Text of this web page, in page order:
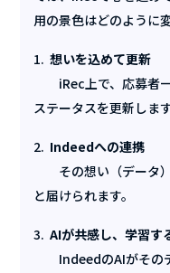
用の景色はどのように
1.想いを込めて更新
iRec上で、応募者一
ステータスを更新します
2. Indeedへの連携
その想い（データ
と届けられます。
3.AIが共感し、学習す
IndeedのAIがその